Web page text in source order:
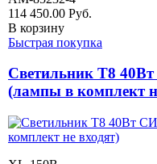
114 450.00 Руб.
В корзину
Быстрая покупка
Светильник T8
(лампы в комплект